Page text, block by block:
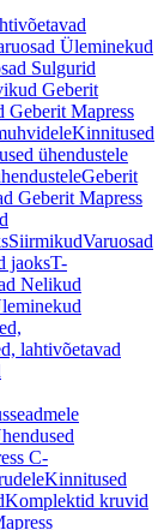
Üleminekud
Sulgurid
Geberit
Geberit Mapress
Kinnitused
ühendustele
Geberit
Geberit Mapress
SiirmikudVaruosad
jaoksT-
Nelikud
lahtivõetavad
C-
Kinnitused
Komplektid kruvid